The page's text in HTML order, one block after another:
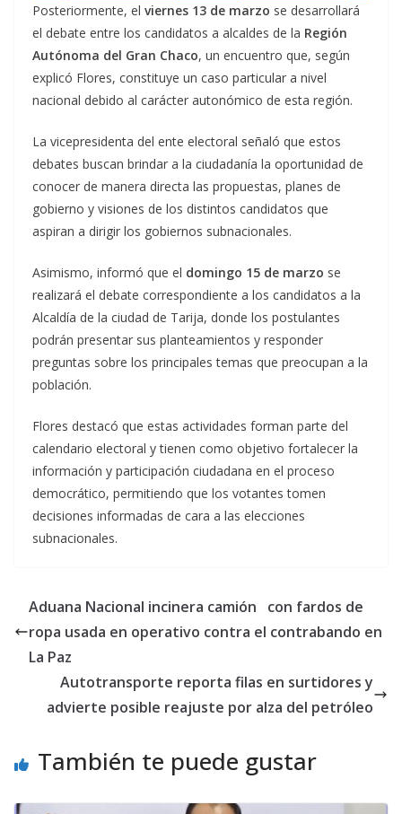
Posteriormente, el viernes 13 de marzo se desarrollará
el debate entre los candidatos a alcaldes de la Región
Autónoma del Gran Chaco, un encuentro que, según
explicó Flores, constituye un caso particular a nivel
nacional debido al carácter autonómico de esta región.
La vicepresidenta del ente electoral señaló que estos
debates buscan brindar a la ciudadanía la oportunidad de
conocer de manera directa las propuestas, planes de
gobierno y visiones de los distintos candidatos que
aspiran a dirigir los gobiernos subnacionales.
Asimismo, informó que el domingo 15 de marzo se
realizará el debate correspondiente a los candidatos a la
Alcaldía de la ciudad de Tarija, donde los postulantes
podrán presentar sus planteamientos y responder
preguntas sobre los principales temas que preocupan a la
población.
Flores destacó que estas actividades forman parte del
calendario electoral y tienen como objetivo fortalecer la
información y participación ciudadana en el proceso
democrático, permitiendo que los votantes tomen
decisiones informadas de cara a las elecciones
subnacionales.
Aduana Nacional incinera camión con fardos de
ropa usada en operativo contra el contrabando en
La Paz
Autotransporte reporta filas en surtidores y
advierte posible reajuste por alza del petróleo
También te puede gustar